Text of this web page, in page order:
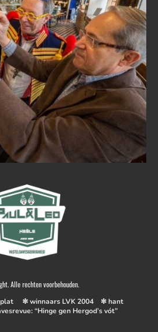
Alle rechten voorbehouden.
plat ✼ winnaars LVK 2004 ✼ hant
“Hinge gen Hergod’s vót”